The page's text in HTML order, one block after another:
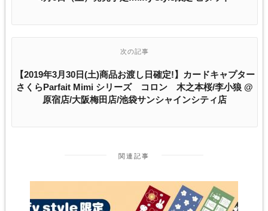
次の記事
【2019年3月30日(土)商品お渡し日確定!】カードキャプター
さくらParfait Mimi シリーズ コロン 木之本桜/李小狼 @
原宿店/大阪梅田店/池袋サンシャインシティ店
関連記事